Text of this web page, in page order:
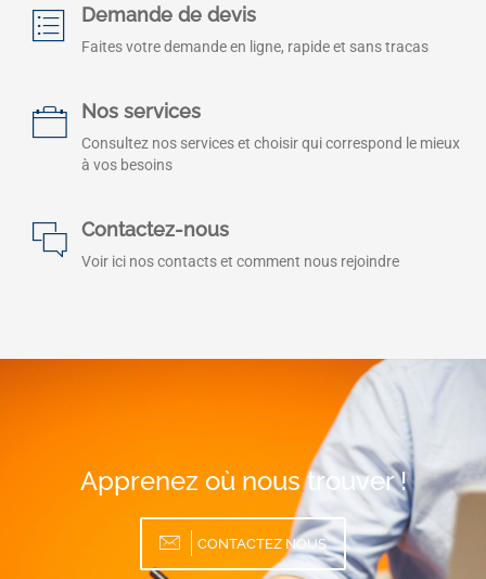
Demande de devis
Faites votre demande en ligne, rapide et sans tracas
Nos services
Consultez nos services et choisir qui correspond le mieux
à vos besoins
Contactez-nous
Voir ici nos contacts et comment nous rejoindre
Apprenez où nous trouver !
CONTACTEZ NOUS